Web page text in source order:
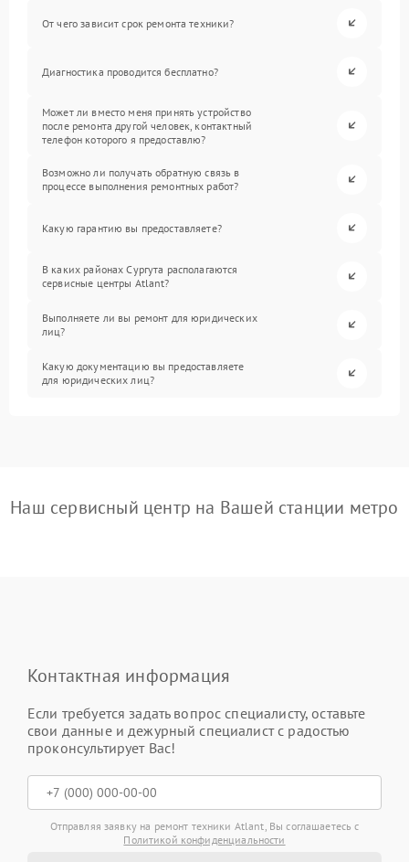
От чего зависит срок ремонта техники?
Диагностика проводится бесплатно?
Может ли вместо меня принять устройство
после ремонта другой человек, контактный
телефон которого я предоставлю?
Возможно ли получать обратную связь в
процессе выполнения ремонтных работ?
Какую гарантию вы предоставляете?
В каких районах Сургута располагаются
сервисные центры Atlant?
Выполняете ли вы ремонт для юридических
лиц?
Какую документацию вы предоставляете
для юридических лиц?
Наш сервисный центр на Вашей станции метро
Контактная информация
Если требуется задать вопрос специалисту, оставьте
свои данные и дежурный специалист с радостью
проконсультирует Вас!
Отправляя заявку на ремонт техники Atlant, Вы соглашаетесь с
Политикой конфиденциальности